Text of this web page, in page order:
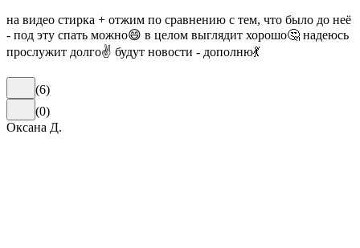
на видео стирка + отжим по сравнению с тем, что было до неё
- под эту спать можно😄 в целом выглядит хорошо🤔 надеюсь
прослужит долго✌️ будут новости - дополню💃
(6)
(0)
Оксана Д.